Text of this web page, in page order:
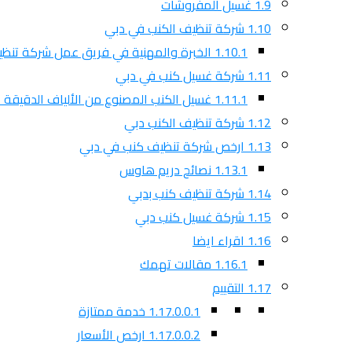
1.9غسيل المفروشات
1.10شركة تنظيف الكنب في دبي
1.10.1الخبرة والمهنية في فريق عمل شركة
1.11شركة غسيل كنب في دبي
1.11.1غسيل الكنب المصنوع من الألياف الدقيقة
1.12شركة تنظيف الكنب دبي
1.13ارخص شركة تنظيف كنب في دبي
1.13.1نصائح دريم هاوس
1.14شركة تنظيف كنب بدبي
1.15شركة غسيل كنب دبي
1.16اقراء ايضا
1.16.1مقالات تهمك
1.17التقييم
1.17.0.0.1خدمة ممتازة
1.17.0.0.2ارخص الأسعار